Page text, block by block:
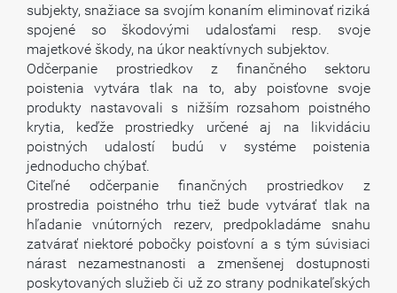
subjekty, snažiace sa svojím konaním eliminovať riziká
spojené so škodovými udalosťami resp. svoje
majetkové škody, na úkor neaktívnych subjektov.
Odčerpanie prostriedkov z finančného sektoru
poistenia vytvára tlak na to, aby poisťovne svoje
produkty nastavovali s nižším rozsahom poistného
krytia, keďže prostriedky určené aj na likvidáciu
poistných udalostí budú v systéme poistenia
jednoducho chýbať.
Citeľné odčerpanie finančných prostriedkov z
prostredia poistného trhu tiež bude vytvárať tlak na
hľadanie vnútorných rezerv, predpokladáme snahu
zatvárať niektoré pobočky poisťovní a s tým súvisiaci
nárast nezamestnanosti a zmenšenej dostupnosti
poskytovaných služieb či už zo strany podnikateľských